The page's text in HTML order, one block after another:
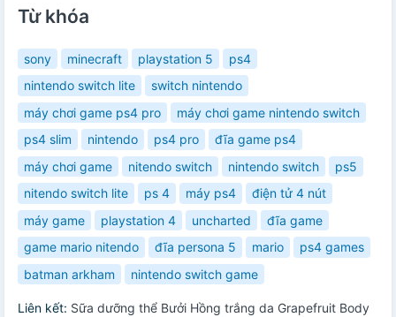
Từ khóa
sony minecraft playstation 5
ps4
nintendo switch lite
switch nintendo
máy chơi game ps4 pro
máy chơi game nintendo switch
ps4 slim
nintendo ps4 pro
đĩa game ps4
máy chơi game
nitendo switch nintendo switch
ps5
nitendo switch lite
ps 4 máy ps4
điện tử 4 nút
máy game
playstation 4 uncharted
đĩa game
game mario nitendo
đĩa persona 5 mario
ps4 games
batman arkham
nintendo switch game
Liên kết: Sữa dưỡng thể Bưởi Hồng trắng da Grapefruit Body